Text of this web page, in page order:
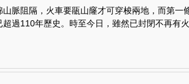
山脈阻隔，火車要瓹山窿才可穿梭兩地，而第一
過110年歷史。時至今日，雖然已封閉不再有